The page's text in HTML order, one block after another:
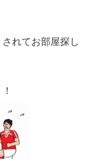
れてお部屋探し